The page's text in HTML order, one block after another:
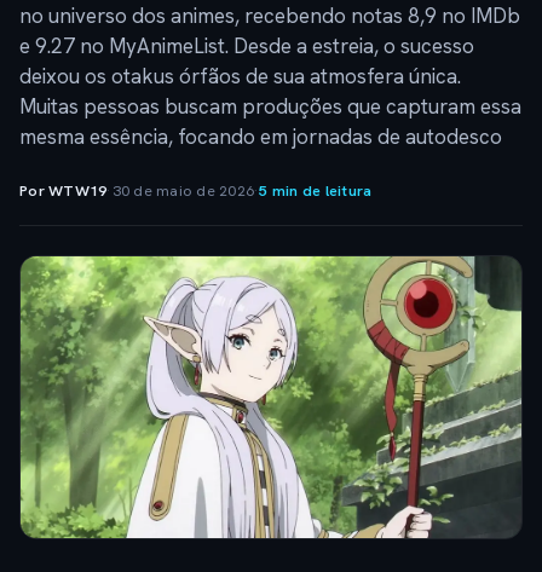
no universo dos animes, recebendo notas 8,9 no IMDb
e 9.27 no MyAnimeList. Desde a estreia, o sucesso
deixou os otakus órfãos de sua atmosfera única.
Muitas pessoas buscam produções que capturam essa
mesma essência, focando em jornadas de autodesco
Por WTW19· 30 de maio de 2026·5 min de leitura